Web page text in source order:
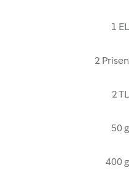
1 EL
2 Prisen
2 TL
50 g
400 g